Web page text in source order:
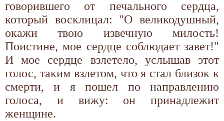
говорившего от печального сердца,
который восклицал: "О великодушный,
окажи твою извечную милость!
Поистине, мое сердце соблюдает завет!"
И мое сердце взлетело, услышав этот
голос, таким взлетом, что я стал близок к
смерти, и я пошел по направлению
голоса, и вижу: он принадлежит
женщине.